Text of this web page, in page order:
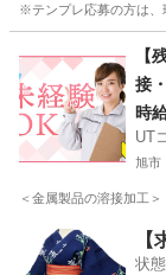
※テンプレ応募の方は、
【
接
け
活
時
UT
旭市
＜金属製品の溶接加工
千葉 旭市 大工
状